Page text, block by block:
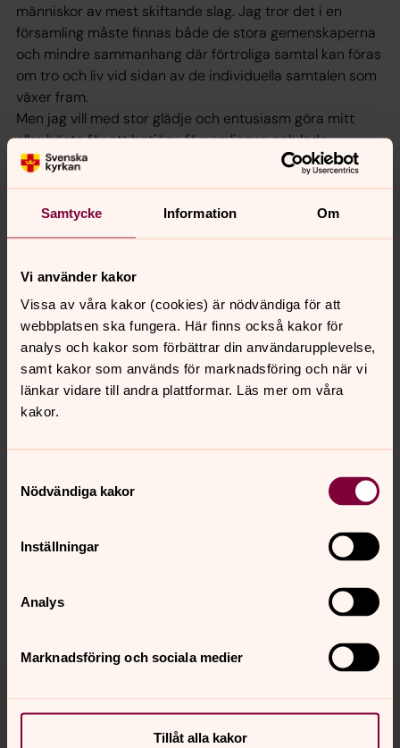
Samtycke Information Om
Vi använder kakor
Vissa av våra kakor (cookies) är nödvändiga för att
webbplatsen ska fungera. Här finns också kakor för
analys och kakor som förbättrar din användarupplevelse,
samt kakor som används för marknadsföring och när vi
länkar vidare till andra plattformar. Läs mer om våra
kakor.
Nödvändiga kakor
Inställningar
Analys
Marknadsföring och sociala medier
Tillåt alla kakor
människor av mest skiftande slag. Jag tror det i en
församling måste finnas både de stora gemenskaperna
och mindre sammanhang där förtroliga samtal kan föras
om tro och liv vid sidan av de individuella samtalen som
växer fram.
Men jag vill med stor glädje och entusiasm göra mitt
allra bästa för att betjäna församlingen och leda
arbetslaget i god samverkan med kyrkorådet under den
Väl mött!
innehåll?
Dela
Tillbaka till toppen
Tillbaka till innehållet